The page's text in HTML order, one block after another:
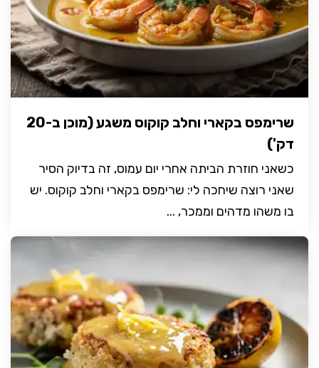
שרימפס בקארי וחלב קוקוס משגע (מוכן ב-20
דק')
כשאני חוזרת הביתה אחרי יום עמוס, זה בדיוק הסיר
שאני רוצה שיחכה לי: שרימפס בקארי וחלב קוקוס. יש
בו משהו מדהים וממכר, ...